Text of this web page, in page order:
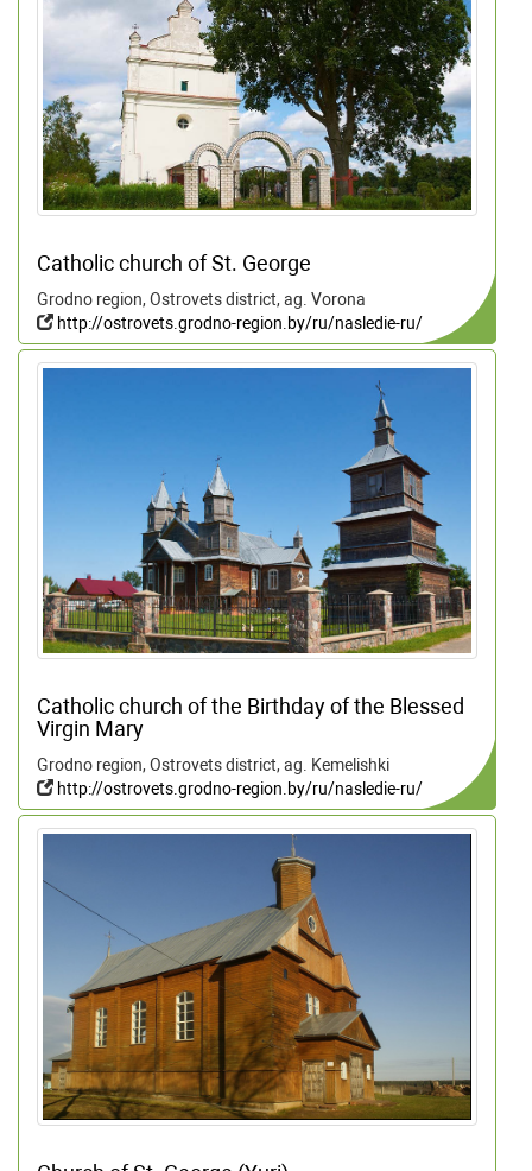
Catholic church of St. George
Grodno region, Ostrovets district, ag. Vorona
http://ostrovets.grodno-region.by/ru/nasledie-ru/
Catholic church of the Birthday of the Blessed
Virgin Mary
Grodno region, Ostrovets district, ag. Kemelishki
http://ostrovets.grodno-region.by/ru/nasledie-ru/